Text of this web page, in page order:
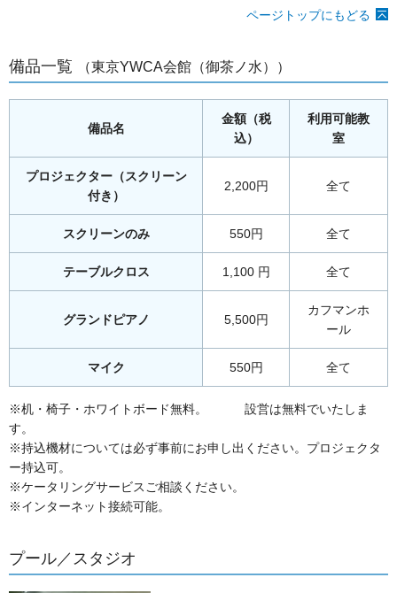
ページトップにもどる
備品一覧 （東京YWCA会館（御茶ノ水））
備品名
金額（税
込）
利用可能教
室
プロジェクター（スクリーン
付き）
2,200円 全て
スクリーンのみ 550円 全て
テーブルクロス 1,100 円 全て
グランドピアノ 5,500円
カフマンホ
ール
マイク 550円 全て
※机・椅子・ホワイトボード無料。 設営は無料でいたしま
す。
※持込機材については必ず事前にお申し出ください。プロジェクタ
ー持込可。
※ケータリングサービスご相談ください。
※インターネット接続可能。
プール／スタジオ